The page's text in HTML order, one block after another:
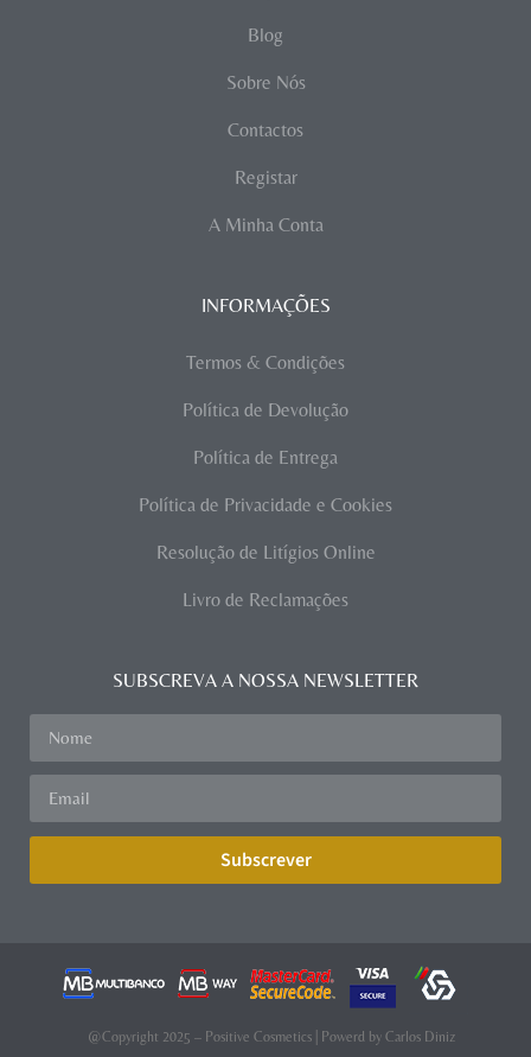
Blog
Sobre Nós
Contactos
Registar
A Minha Conta
INFORMAÇÕES
Termos & Condições
Política de Devolução
Política de Entrega
Política de Privacidade e Cookies
Resolução de Litígios Online
Livro de Reclamações
SUBSCREVA A NOSSA NEWSLETTER
Subscrever
@Copyright 2025 – Positive Cosmetics | Powerd by Carlos Diniz